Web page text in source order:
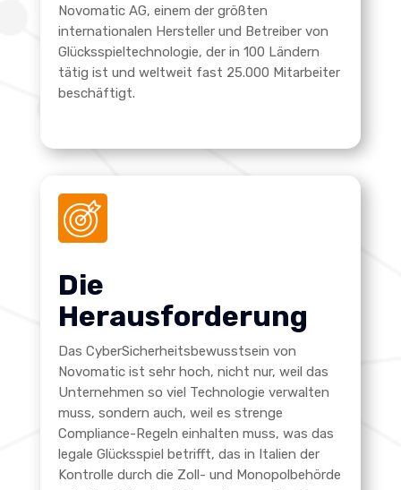
Novomatic AG, einem der größten
internationalen Hersteller und Betreiber von
Glücksspieltechnologie, der in 100 Ländern
tätig ist und weltweit fast 25.000 Mitarbeiter
beschäftigt.
Die
Herausforderung
Das CyberSicherheitsbewusstsein von
Novomatic ist sehr hoch, nicht nur, weil das
Unternehmen so viel Technologie verwalten
muss, sondern auch, weil es strenge
Compliance-Regeln einhalten muss, was das
legale Glücksspiel betrifft, das in Italien der
Kontrolle durch die Zoll- und Monopolbehörde